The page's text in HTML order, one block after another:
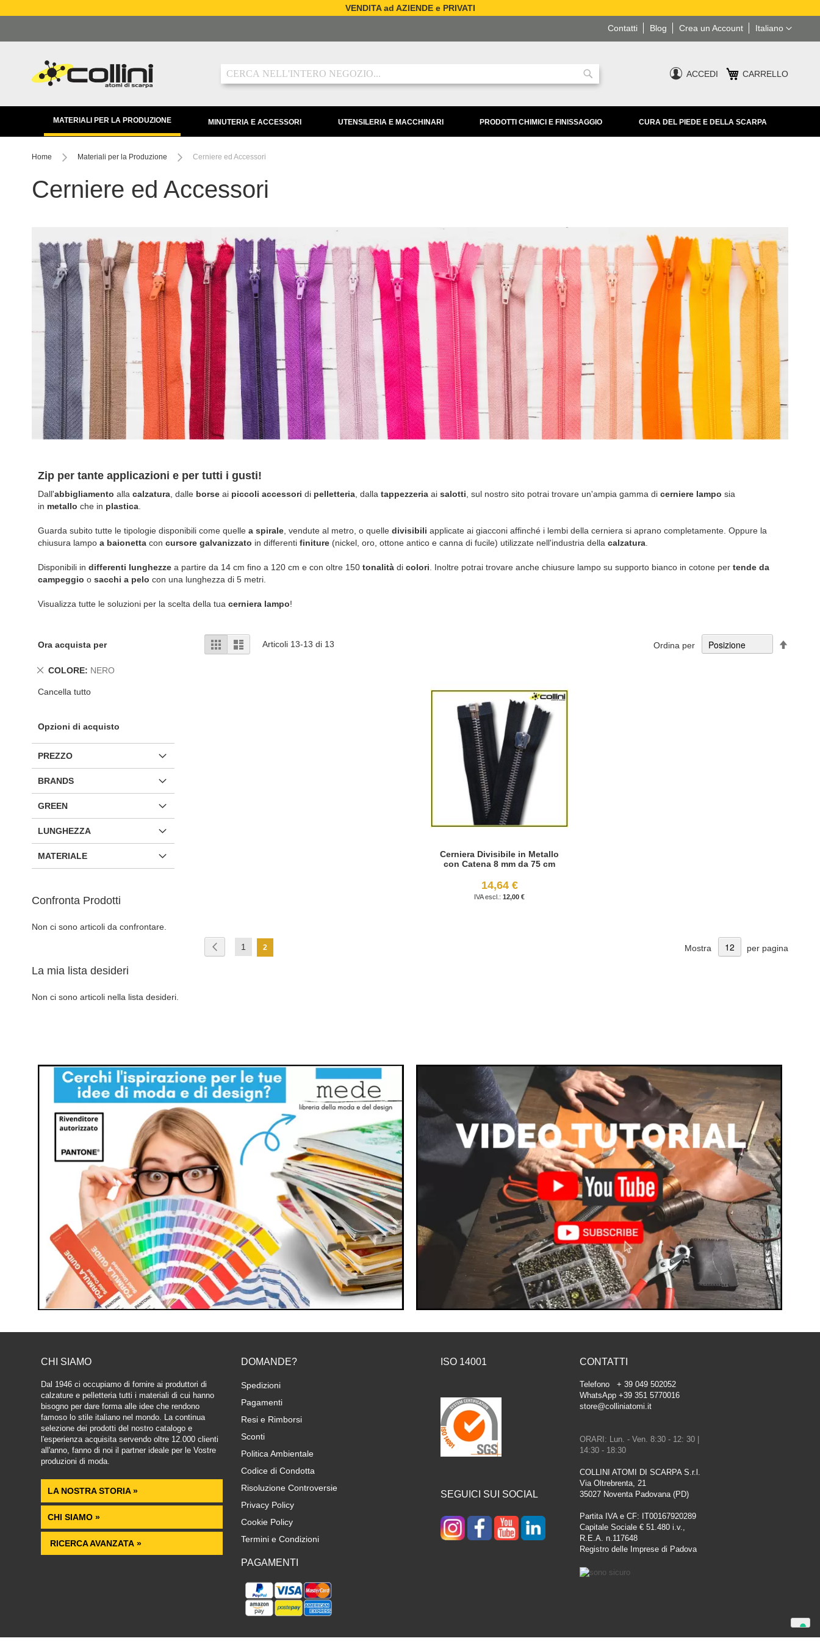
VENDITA ad AZIENDE e PRIVATI
al
Lingua
Italiano
Blog Crea un Account
Contatti
Ricerca Ricerca
ACCEDI CARRELLO
MATERIALI PER LA PRODUZIONE MINUTERIA E ACCESSORI UTENSILERIA E MACCHINARI PRODOTTI CHIMICI E FINISSAGGIO CURA DEL PIEDE E DELLA SCARPA
Home Materiali per la Produzione Cerniere ed Accessori
Cerniere ed Accessori
Zip per tante applicazioni e per tutti i gusti!
Dall'abbigliamento alla calzatura, dalle borse ai piccoli accessori di pelletteria, dalla tappezzeria ai salotti, sul nostro sito potrai trovare un'ampia gamma di cerniere lampo sia
in metallo che in plastica.
Guarda subito tutte le tipologie disponibili come quelle a spirale, vendute al metro, o quelle divisibili applicate ai giacconi affinché i lembi della cerniera si aprano completamente. Oppure la
chiusura lampo a baionetta con cursore galvanizzato in differenti finiture (nickel, oro, ottone antico e canna di fucile) utilizzate nell'industria della calzatura.
Disponibili in differenti lunghezze a partire da 14 cm fino a 120 cm e con oltre 150 tonalità di colori. Inoltre potrai trovare anche chiusure lampo su supporto bianco in cotone per tende da
campeggio o sacchi a pelo con una lunghezza di 5 metri.
Visualizza tutte le soluzioni per la scelta della tua cerniera lampo!
Mostra
come
GrigliaLista Articoli 13-13 di 13 Ordina per
Cerniera Divisibile in Metallo
con Catena 8 mm da 75 cm
14,64 €
12,00 €
AGGIUNGI
LISTA
DESIDERI
AL
CONFRONTO
PaginaPagina
Precedente
Pagina
1 Attualmente stai leggendo la pagina
2 Mostra per pagina
Ora acquista per
COLORE NERO
Rimuovi
articolo
Cancella tutto
Opzioni di acquisto
PREZZO
BRANDS
GREEN
LUNGHEZZA
MATERIALE
Confronta Prodotti
Non ci sono articoli da confrontare.
La mia lista desideri
Non ci sono articoli nella lista desideri.
CHI SIAMO
Dal 1946 ci occupiamo di fornire ai produttori di
calzature e pelletteria tutti i materiali di cui hanno
bisogno per dare forma alle idee che rendono
famoso lo stile italiano nel mondo. La continua
selezione dei prodotti del nostro catalogo e
l'esperienza acquisita servendo oltre 12.000 clienti
all'anno, fanno di noi il partner ideale per le Vostre
produzioni di moda.
LA NOSTRA STORIA »
CHI SIAMO »
RICERCA AVANZATA »
DOMANDE?
Spedizioni
Pagamenti
Resi e Rimborsi
Sconti
Politica Ambientale
Codice di Condotta
Risoluzione Controversie
Privacy Policy
Cookie Policy
Termini e Condizioni
PAGAMENTI
ISO 14001
SEGUICI SUI SOCIAL
CONTATTI
Telefono + 39 049 502052
WhatsApp +39 351 5770016
store@colliniatomi.it
ORARI: Lun. - Ven. 8:30 - 12: 30 |
14:30 - 18:30
COLLINI ATOMI DI SCARPA S.r.l.
Via Oltrebrenta, 21
35027 Noventa Padovana (PD)
Partita IVA e CF: IT00167920289
Capitale Sociale € 51.480 i.v.,
R.E.A. n.117648
Registro delle Imprese di Padova